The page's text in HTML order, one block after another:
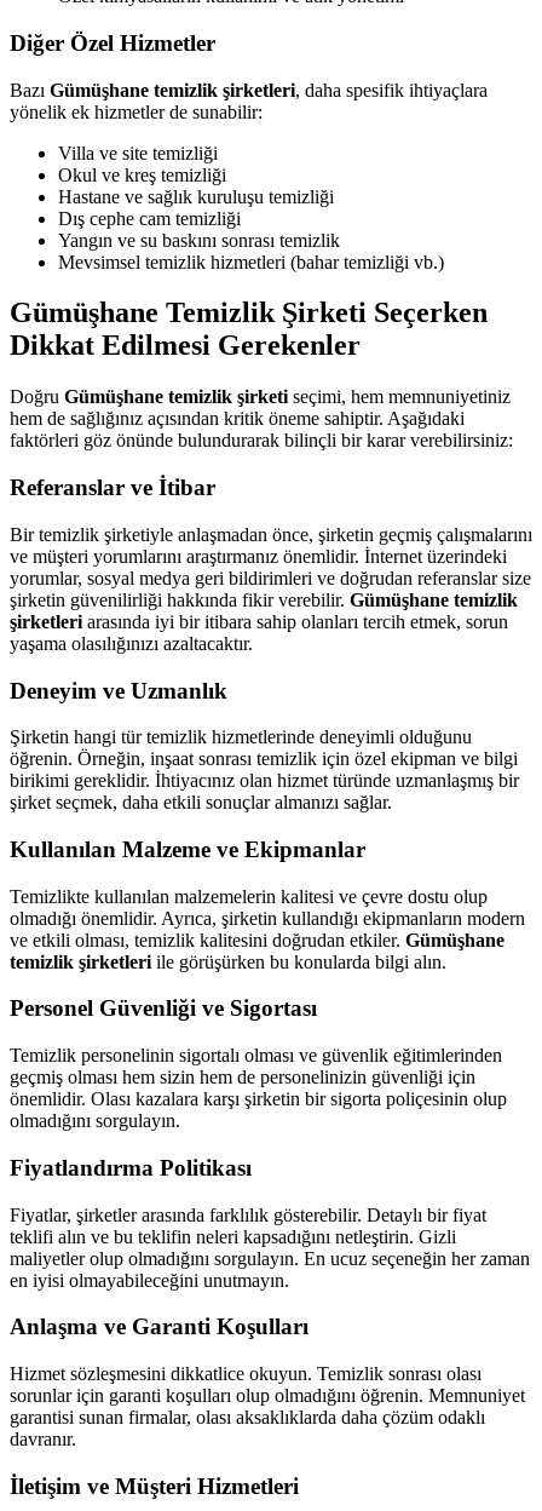
Diğer Özel Hizmetler
Bazı Gümüşhane temizlik şirketleri, daha spesifik ihtiyaçlara
yönelik ek hizmetler de sunabilir:
Villa ve site temizliği
Okul ve kreş temizliği
Hastane ve sağlık kuruluşu temizliği
Dış cephe cam temizliği
Yangın ve su baskını sonrası temizlik
Mevsimsel temizlik hizmetleri (bahar temizliği vb.)
Gümüşhane Temizlik Şirketi Seçerken
Dikkat Edilmesi Gerekenler
Doğru Gümüşhane temizlik şirketi seçimi, hem memnuniyetiniz
hem de sağlığınız açısından kritik öneme sahiptir. Aşağıdaki
faktörleri göz önünde bulundurarak bilinçli bir karar verebilirsiniz:
Referanslar ve İtibar
Bir temizlik şirketiyle anlaşmadan önce, şirketin geçmiş çalışmalarını
ve müşteri yorumlarını araştırmanız önemlidir. İnternet üzerindeki
yorumlar, sosyal medya geri bildirimleri ve doğrudan referanslar size
şirketin güvenilirliği hakkında fikir verebilir. Gümüşhane temizlik
şirketleri arasında iyi bir itibara sahip olanları tercih etmek, sorun
yaşama olasılığınızı azaltacaktır.
Deneyim ve Uzmanlık
Şirketin hangi tür temizlik hizmetlerinde deneyimli olduğunu
öğrenin. Örneğin, inşaat sonrası temizlik için özel ekipman ve bilgi
birikimi gereklidir. İhtiyacınız olan hizmet türünde uzmanlaşmış bir
şirket seçmek, daha etkili sonuçlar almanızı sağlar.
Kullanılan Malzeme ve Ekipmanlar
Temizlikte kullanılan malzemelerin kalitesi ve çevre dostu olup
olmadığı önemlidir. Ayrıca, şirketin kullandığı ekipmanların modern
ve etkili olması, temizlik kalitesini doğrudan etkiler. Gümüşhane
temizlik şirketleri ile görüşürken bu konularda bilgi alın.
Personel Güvenliği ve Sigortası
Temizlik personelinin sigortalı olması ve güvenlik eğitimlerinden
geçmiş olması hem sizin hem de personelinizin güvenliği için
önemlidir. Olası kazalara karşı şirketin bir sigorta poliçesinin olup
olmadığını sorgulayın.
Fiyatlandırma Politikası
Fiyatlar, şirketler arasında farklılık gösterebilir. Detaylı bir fiyat
teklifi alın ve bu teklifin neleri kapsadığını netleştirin. Gizli
maliyetler olup olmadığını sorgulayın. En ucuz seçeneğin her zaman
en iyisi olmayabileceğini unutmayın.
Anlaşma ve Garanti Koşulları
Hizmet sözleşmesini dikkatlice okuyun. Temizlik sonrası olası
sorunlar için garanti koşulları olup olmadığını öğrenin. Memnuniyet
garantisi sunan firmalar, olası aksaklıklarda daha çözüm odaklı
davranır.
İletişim ve Müşteri Hizmetleri